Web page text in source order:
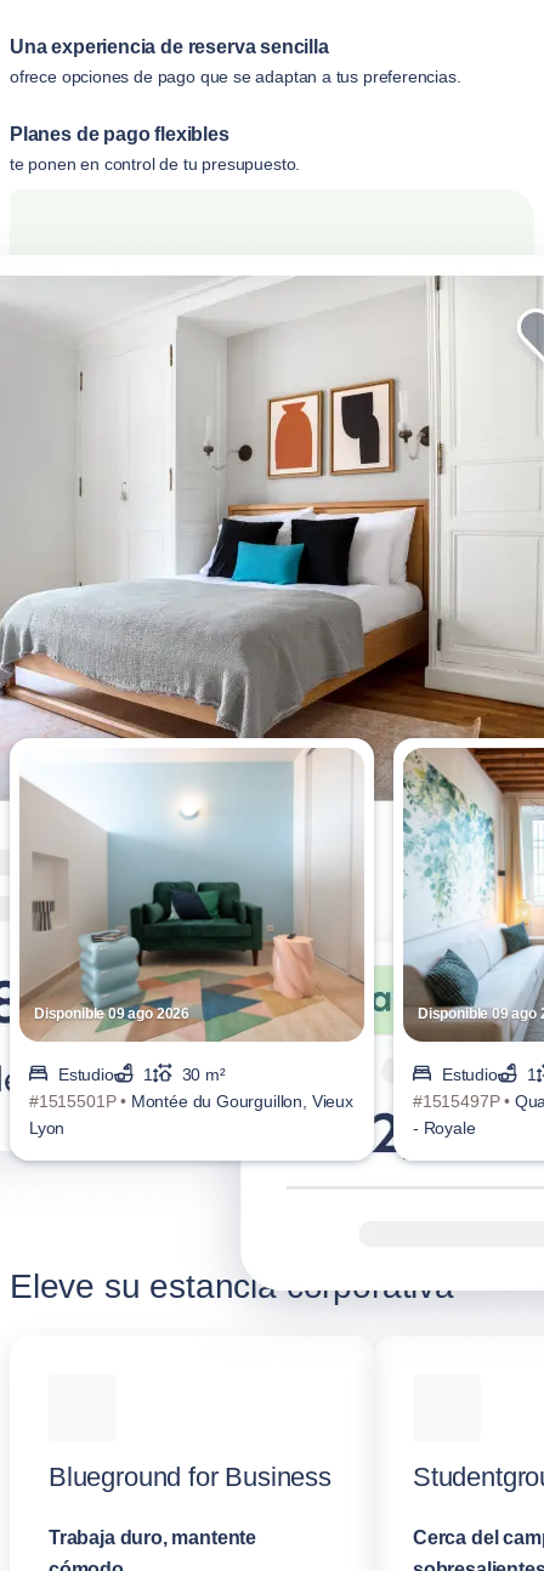
Una experiencia de reserva sencilla
ofrece opciones de pago que se adaptan a tus preferencias.
Planes de pago flexibles
te ponen en control de tu presupuesto.
Los estudios más vistos esta
semana.
Disponible 09 ago 2026
Estudio 1
30 m²
#1515501P • Montée du Gourguillon, Vieux
Lyon
Disponible 09 ago
Estudio
1
#1515497P •
- Royale
Eleve su estancia corporativa
Blueground for Business
Trabaja duro, mantente
Cerca del